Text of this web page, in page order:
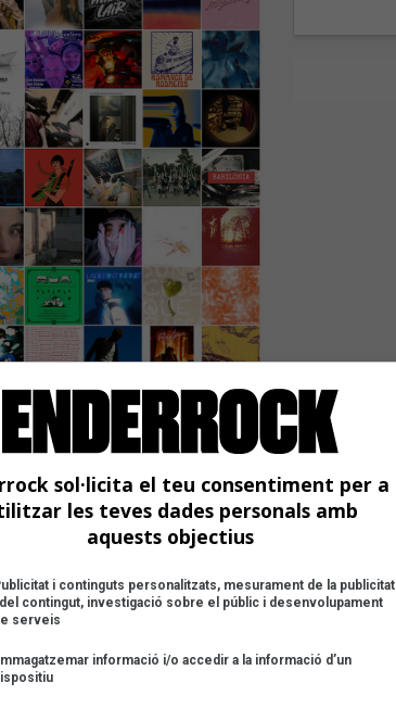
Els Pets,
i Senyor Oca
sol·licita el teu consentiment per a
les teves dades personals amb
aquests objectius
i continguts personalitzats, mesurament de la publicitat
contingut, investigació sobre el públic i desenvolupament
serveis
informació i/o accedir a la informació d’un